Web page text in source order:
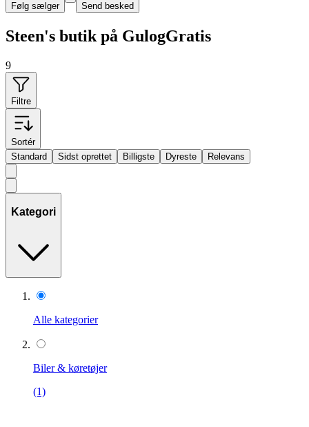
Følg sælger Send besked
Steen's butik på GulogGratis
9
Filtre
Sortér
Standard
Sidst oprettet Billigste Dyreste Relevans
Kategori
Alle kategorier
Biler & køretøjer
(1)